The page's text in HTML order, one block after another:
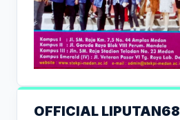
OFFICIAL LIPUTAN68